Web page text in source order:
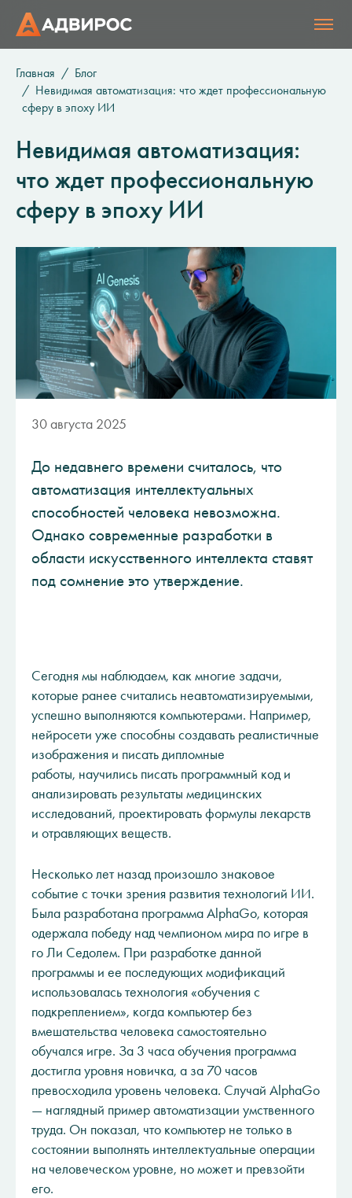
Главная
Блог
Невидимая автоматизация: что ждет профессиональную
сферу в эпоху ИИ
Невидимая автоматизация:
что ждет профессиональную
сферу в эпоху ИИ
30 августа 2025
До недавнего времени считалось, что
автоматизация интеллектуальных
способностей человека невозможна.
Однако современные разработки в
области искусственного интеллекта ставят
под сомнение это утверждение.
Сегодня мы наблюдаем, как многие задачи,
которые ранее считались неавтоматизируемыми,
успешно выполняются компьютерами. Например,
нейросети уже способны создавать реалистичные
изображения и писать дипломные
работы, научились писать программный код и
анализировать результаты медицинских
исследований, проектировать формулы лекарств
и отравляющих веществ.
Несколько лет назад произошло знаковое
событие с точки зрения развития технологий ИИ.
Была разработана программа AlphaGo, которая
одержала победу над чемпионом мира по игре в
го Ли Седолем. При разработке данной
программы и ее последующих модификаций
использовалась технология «обучения с
подкреплением», когда компьютер без
вмешательства человека самостоятельно
обучался игре. За 3 часа обучения программа
достигла уровня новичка, а за 70 часов
превосходила уровень человека. Случай AlphaGo
— наглядный пример автоматизации умственного
труда. Он показал, что компьютер не только в
состоянии выполнять интеллектуальные операции
на человеческом уровне, но может и превзойти
его.